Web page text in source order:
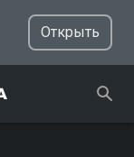
Открыть